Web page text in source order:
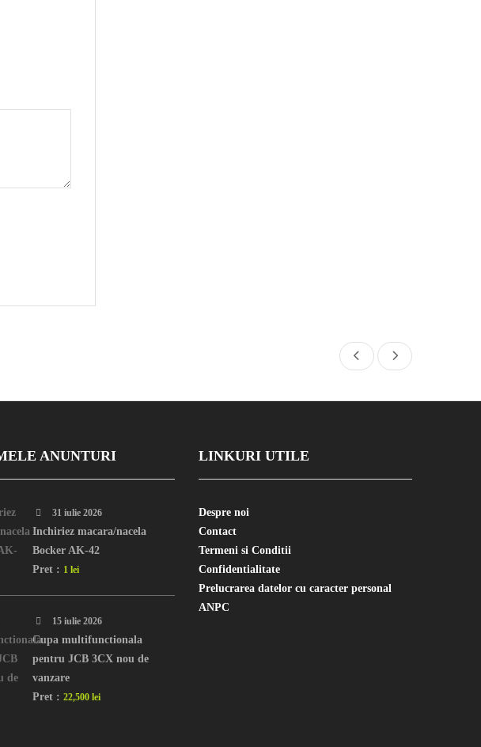
ANUNTURI
31 iulie 2026
Inchiriez macara/nacela
Bocker AK-42
Pret : 1 lei
15 iulie 2026
Cupa multifunctionala
pentru JCB 3CX nou de
vanzare
Pret : 22,500 lei
LINKURI UTILE
Despre noi
Contact
Termeni si Conditii
Confidentialitate
Prelucrarea datelor cu caracter personal
ANPC